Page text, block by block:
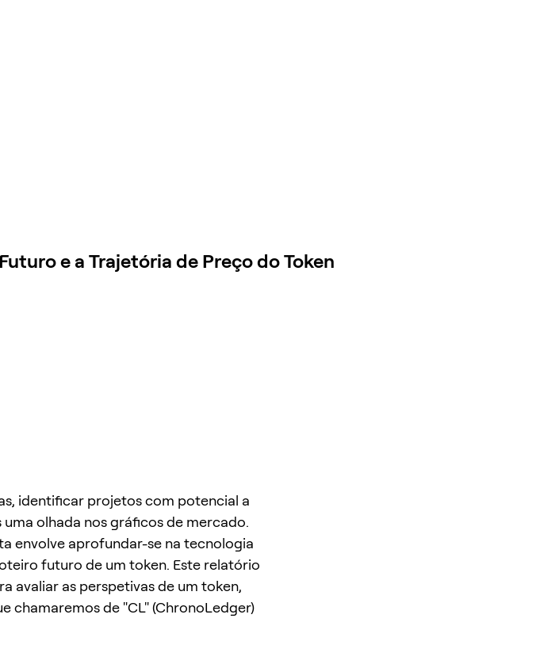
e a Trajetória de Preço do Token
identificar projetos com potencial a
olhada nos gráficos de mercado.
envolve aprofundar-se na tecnologia
futuro de um token. Este relatório
avaliar as perspetivas de um token,
chamaremos de "CL" (ChronoLedger)